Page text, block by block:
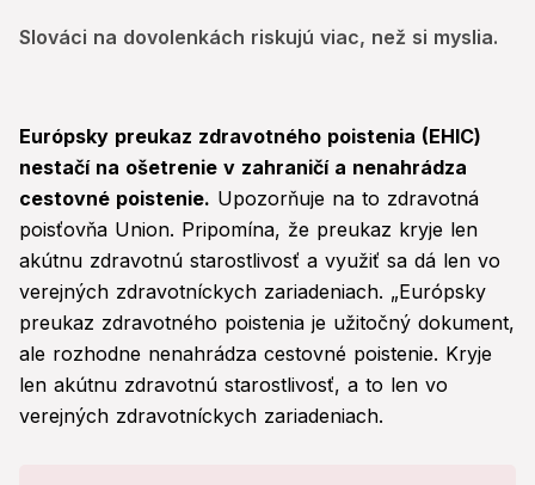
Slováci na dovolenkách riskujú viac, než si myslia.
Európsky preukaz zdravotného poistenia (EHIC)
nestačí na ošetrenie v zahraničí a nenahrádza
cestovné poistenie. Upozorňuje na to zdravotná
poisťovňa Union. Pripomína, že preukaz kryje len
akútnu zdravotnú starostlivosť a využiť sa dá len vo
verejných zdravotníckych zariadeniach. „Európsky
preukaz zdravotného poistenia je užitočný dokument,
ale rozhodne nenahrádza cestovné poistenie. Kryje
len akútnu zdravotnú starostlivosť, a to len vo
verejných zdravotníckych zariadeniach.